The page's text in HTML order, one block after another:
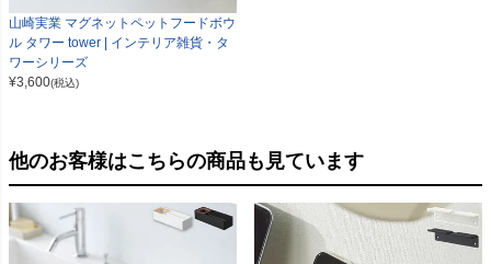
山崎実業 マグネットペットフードボウ
ル タワー tower | インテリア雑貨・タ
ワーシリーズ
¥3,600(税込)
他のお客様はこちらの商品も見ています